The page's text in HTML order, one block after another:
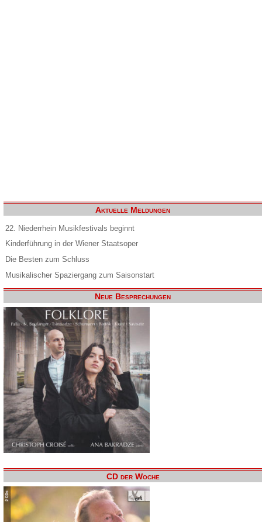
Aktuelle Meldungen
22. Niederrhein Musikfestivals beginnt
Kinderführung in der Wiener Staatsoper
Die Besten zum Schluss
Musikalischer Spaziergang zum Saisonstart
Neue Besprechungen
CD der Woche